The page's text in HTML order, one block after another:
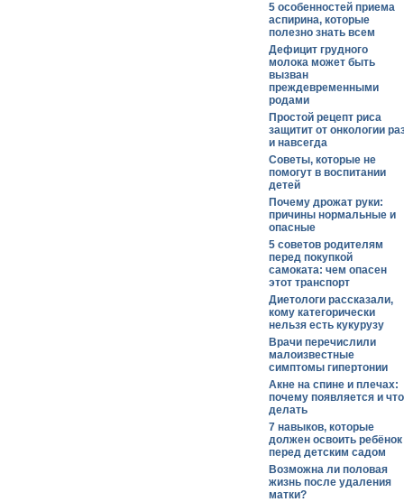
5 особенностей приема
аспирина, которые
полезно знать всем
Дефицит грудного
молока может быть
вызван
преждевременными
родами
Простой рецепт риса
защитит от онкологии
и навсегда
Советы, которые не
помогут в воспитании
детей
Почему дрожат руки:
причины нормальные и
опасные
5 советов родителям
перед покупкой
самоката: чем опасен
этот транспорт
Диетологи рассказали,
кому категорически
нельзя есть кукурузу
Врачи перечислили
малоизвестные
симптомы гипертонии
Акне на спине и плечах:
почему появляется и что
делать
7 навыков, которые
должен освоить ребёнок
перед детским садом
Возможна ли половая
жизнь после удаления
матки?